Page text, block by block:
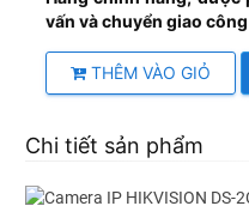
vấn và chuyển giao công
THÊM VÀO GIỎ
Chi tiết sản phẩm